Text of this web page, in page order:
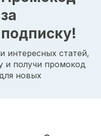
за
подписку!
интересных статей,
и получи промокод
новых